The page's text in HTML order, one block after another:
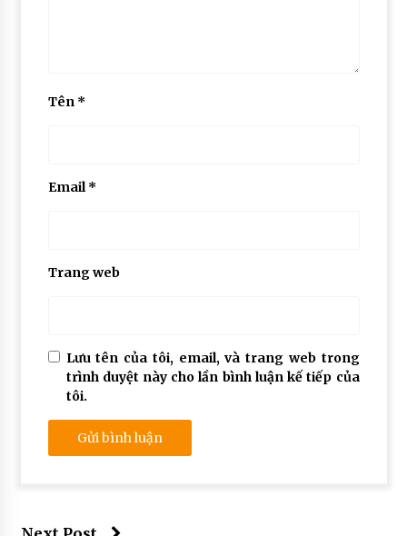
Tên *
Email*
Trang web
Lưu tên của tôi, email, và trang web trong
trình duyệt này cho lần bình luận kế tiếp của
tôi.